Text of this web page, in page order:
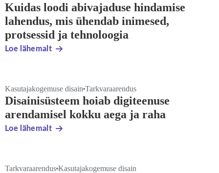
Kuidas loodi abivajaduse hindamise
lahendus, mis ühendab inimesed,
protsessid ja tehnoloogia
Loe lähemalt
Kasutajakogemuse disain Tarkvaraarendus
Disainisüsteem hoiab digiteenuse
arendamisel kokku aega ja raha
Loe lähemalt
Tarkvaraarendus Kasutajakogemuse disain